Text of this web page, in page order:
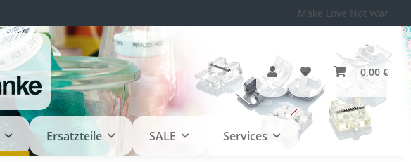
Make Love Not War
0,00 €
Ersatzteile SALE Services